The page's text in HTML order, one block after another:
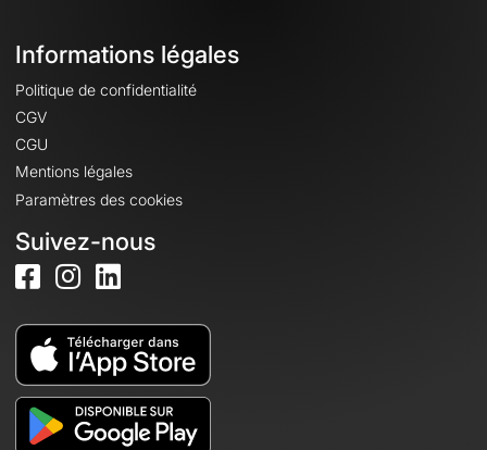
Informations légales
Politique de confidentialité
CGV
CGU
Mentions légales
Paramètres des cookies
Suivez-nous